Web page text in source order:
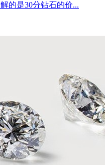
的是30分钻石的价...